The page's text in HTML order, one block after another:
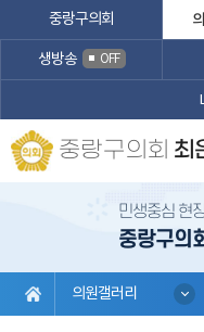
본문바로가기
중랑구의회
생방송 OFF
중랑구의회 최
민생중심 현
중랑구의
의원갤러리